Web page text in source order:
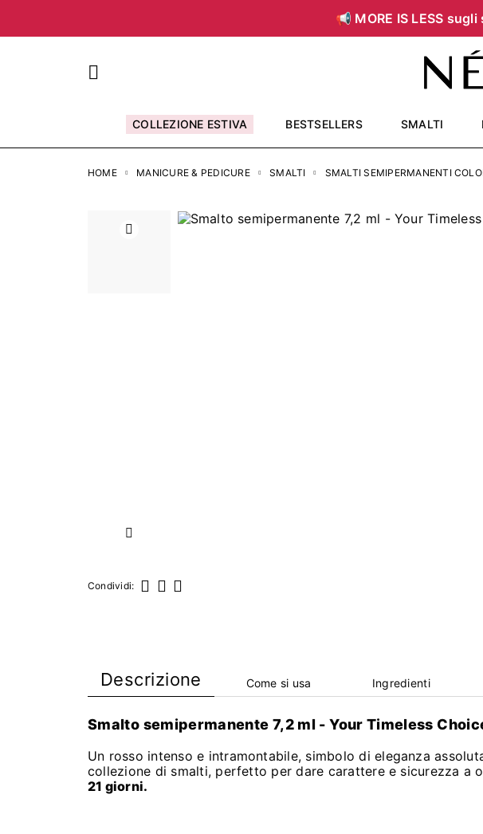
📢 MORE IS LESS
COLLEZIONE ESTIVA BESTSELLERS SMALTI
HOME MANICURE & PEDICURE SMALTI SMALTI SEMIPERMANENTI
Precedente
Successivo
Condividi:
Descrizione Come si usa Ingredienti
Smalto semipermanente 7,2 ml - Your Timeless
Un rosso intenso e intramontabile, simbolo di eleganza
collezione di smalti, perfetto per dare carattere e sicurezza a
21 giorni.